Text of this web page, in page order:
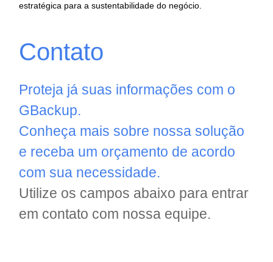
estratégica para a sustentabilidade do negócio.
Contato
Proteja já suas informações com o
GBackup.
Conheça mais sobre nossa solução
e receba um orçamento de acordo
com sua necessidade.
Utilize os campos abaixo para entrar
em contato com nossa equipe.